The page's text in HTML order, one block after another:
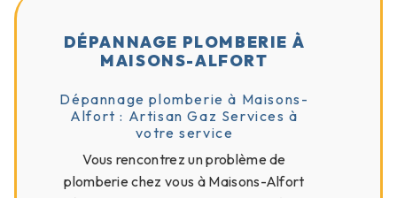
DÉPANNAGE PLOMBERIE À
MAISONS-ALFORT
Dépannage plomberie à Maisons-
Alfort : Artisan Gaz Services à
votre service
Vous rencontrez un problème de
plomberie chez vous à Maisons-Alfort